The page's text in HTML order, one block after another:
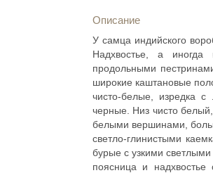
Описание
У самца индийского
Надхвостье, а
продольными
широкие каштановые
чисто-белые, изредка с
черные. Низ чисто
белыми вершинами,
светло-глинистыми
бурые с узкими
поясница и